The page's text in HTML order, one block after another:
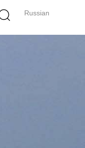
Russian